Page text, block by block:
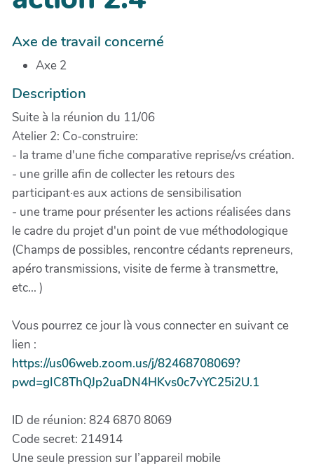
Axe de travail concerné
Axe 2
Description
Suite à la réunion du 11/06
Atelier 2: Co-construire:
- la trame d'une fiche comparative reprise/vs création.
- une grille afin de collecter les retours des
participant·es aux actions de sensibilisation
- une trame pour présenter les actions réalisées dans
le cadre du projet d'un point de vue méthodologique
(Champs de possibles, rencontre cédants repreneurs,
apéro transmissions, visite de ferme à transmettre,
etc... )
Vous pourrez ce jour là vous connecter en suivant ce
lien :
https://us06web.zoom.us/j/82468708069?
pwd=gIC8ThQJp2uaDN4HKvs0c7vYC25i2U.1
ID de réunion: 824 6870 8069
Code secret: 214914
Une seule pression sur l’appareil mobile